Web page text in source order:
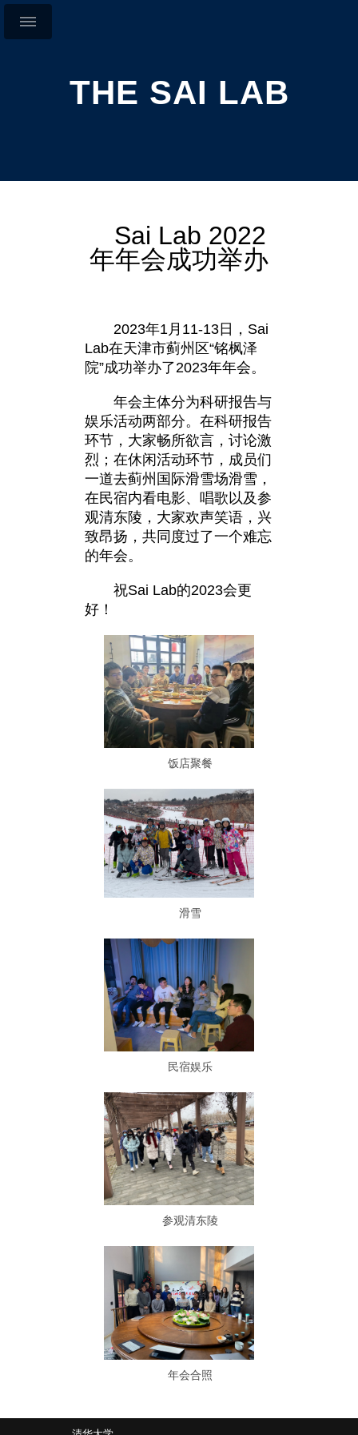
THE SAI LAB
Sai Lab 2022
年年会成功举办
2023年1月11-13日，Sai
Lab在天津市蓟州区“铭枫泽
院”成功举办了2023年年会。
年会主体分为科研报告与
娱乐活动两部分。在科研报告
环节，大家畅所欲言，讨论激
烈；在休闲活动环节，成员们
一道去蓟州国际滑雪场滑雪，
在民宿内看电影、唱歌以及参
观清东陵，大家欢声笑语，兴
致昂扬，共同度过了一个难忘
的年会。
祝Sai Lab的2023会更
好！
饭店聚餐
滑雪
民宿娱乐
参观清东陵
年会合照